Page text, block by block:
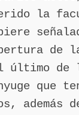
la
de
último de
que